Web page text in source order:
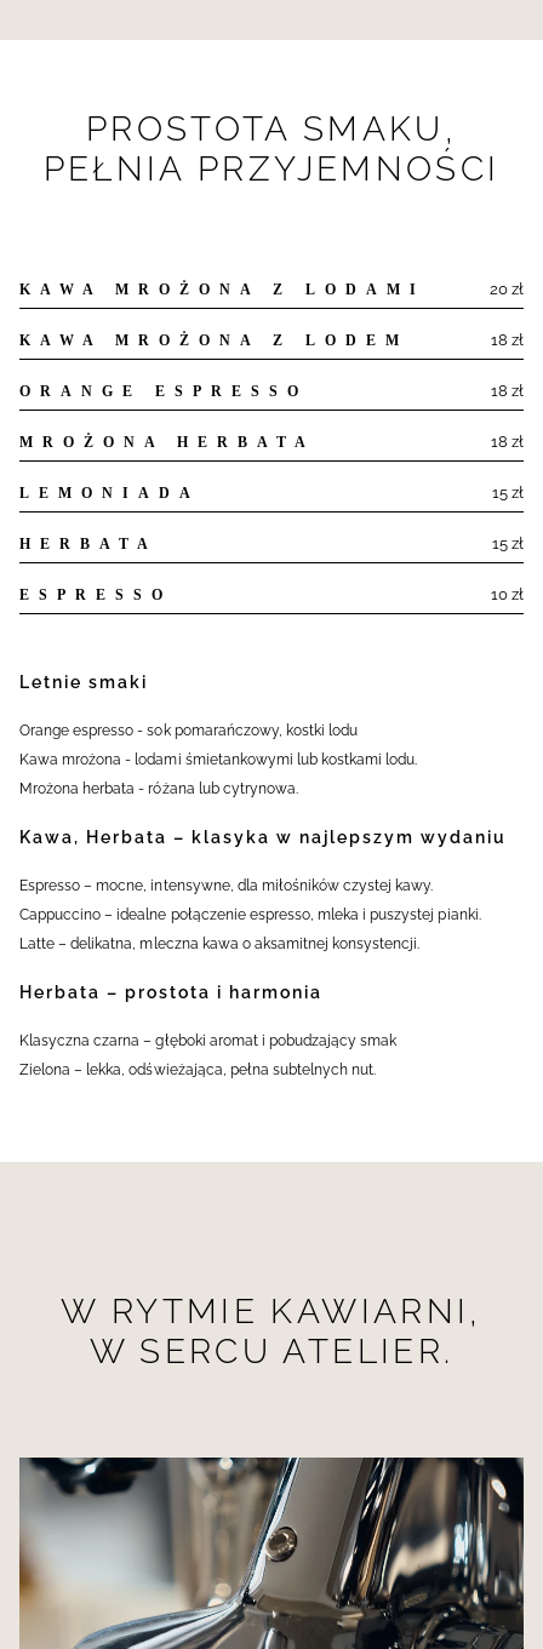
PROSTOTA SMAKU,
PEŁNIA PRZYJEMNOŚCI
KAWA MROŻONA Z LODAMI 20 zł
KAWA MROŻONA Z LODEM 18 zł
ORANGE ESPRESSO 18 zł
MROŻONA HERBATA 18 zł
LEMONIADA 15 zł
HERBATA 15 zł
ESPRESSO 10 zł
Letnie smaki
Orange espresso - sok pomarańczowy, kostki lodu
Kawa mrożona - lodami śmietankowymi lub kostkami lodu.
Mrożona herbata - różana lub cytrynowa.
Kawa, Herbata – klasyka w najlepszym wydaniu
Espresso – mocne, intensywne, dla miłośników czystej kawy.
Cappuccino – idealne połączenie espresso, mleka i puszystej pianki.
Latte – delikatna, mleczna kawa o aksamitnej konsystencji.
Herbata – prostota i harmonia
Klasyczna czarna – głęboki aromat i pobudzający smak
Zielona – lekka, odświeżająca, pełna subtelnych nut.
W RYTMIE KAWIARNI,
W SERCU ATELIER.